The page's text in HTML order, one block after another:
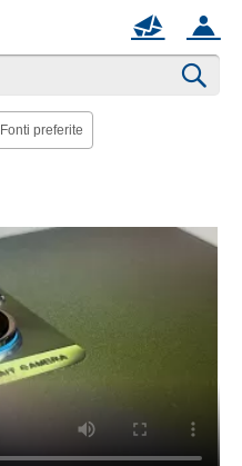
ACCOUNT
MAIL
Fonti preferite